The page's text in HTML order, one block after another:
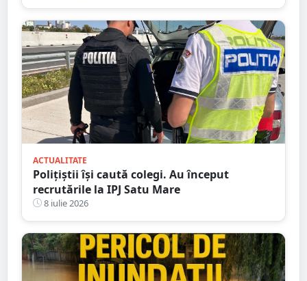
ACTUALITATE
Polițiștii își caută colegi. Au început
recrutările la IPJ Satu Mare
8 iulie 2026